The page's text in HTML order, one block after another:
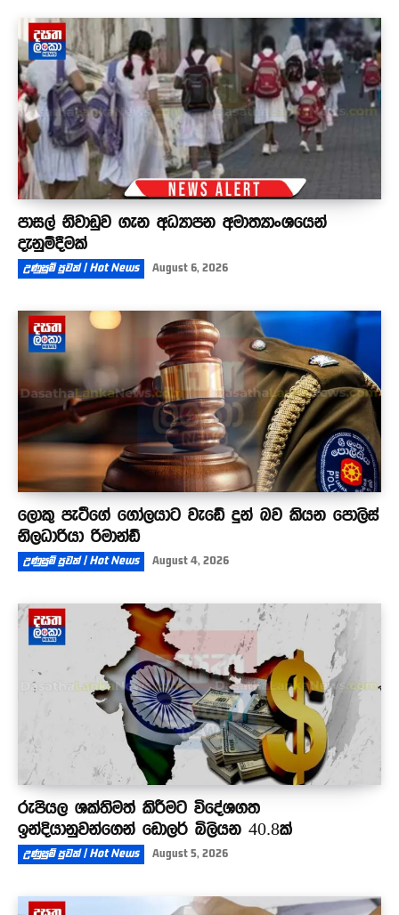
පාසල් නිවාඩුව ගැන අධ්‍යාපන අමාත්‍යාංශයෙන්
දැනුම්දීමක්
උණුසුම් පුවත් | Hot News August 6, 2026
ලොකු පැටීගේ ගෝලයාට වැඩේ දුන් බව කියන පොලිස්
නිලධාරියා රිමාන්ඩ්
උණුසුම් පුවත් | Hot News August 4, 2026
රුපියල ශක්තිමත් කිරීමට විදේශගත
ඉන්දියානුවන්ගෙන් ඩොලර් බිලියන 40.8ක්
උණුසුම් පුවත් | Hot News August 5, 2026